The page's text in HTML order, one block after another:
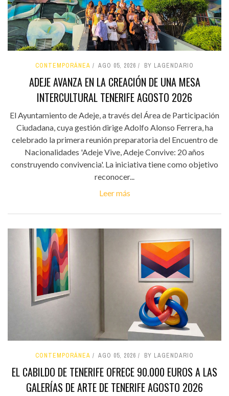
CONTEMPORÁNEA AGO 05, 2026 BY LAGENDARIO
ADEJE AVANZA EN LA CREACIÓN DE UNA MESA
INTERCULTURAL TENERIFE AGOSTO 2026
El Ayuntamiento de Adeje, a través del Área de Participación
Ciudadana, cuya gestión dirige Adolfo Alonso Ferrera, ha
celebrado la primera reunión preparatoria del Encuentro de
Nacionalidades 'Adeje Vive, Adeje Convive: 20 años
construyendo convivencia'. La iniciativa tiene como objetivo
reconocer...
Leer más
CONTEMPORÁNEA AGO 05, 2026 BY LAGENDARIO
EL CABILDO DE TENERIFE OFRECE 90.000 EUROS A LAS
GALERÍAS DE ARTE DE TENERIFE AGOSTO 2026